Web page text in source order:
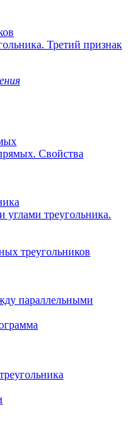
Третий признак
Свойства
треугольника.
треугольников
параллельными